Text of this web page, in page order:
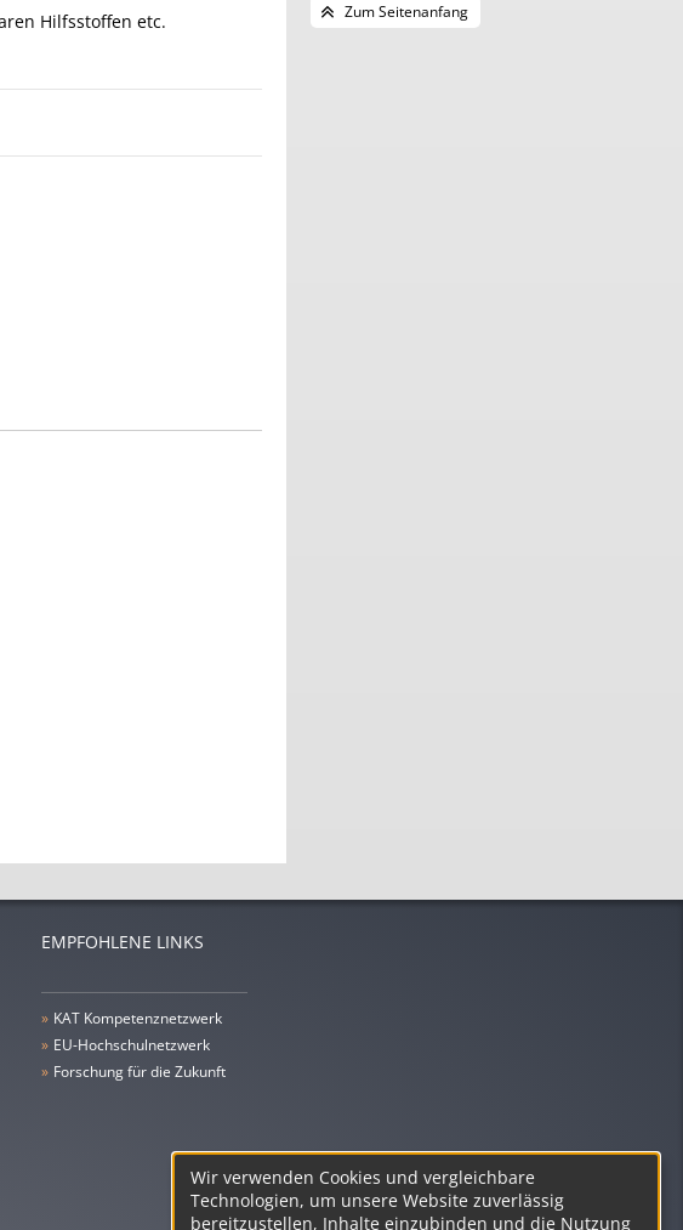
Hilfsstoffen etc.
Zum Seitenanfang
EMPFOHLENE LINKS
» KAT Kompetenznetzwerk
» EU-Hochschulnetzwerk
» Forschung für die Zukunft
Wir verwenden Cookies und vergleichbare
Technologien, um unsere Website zuverlässig
bereitzustellen, Inhalte einzubinden und die Nutzung